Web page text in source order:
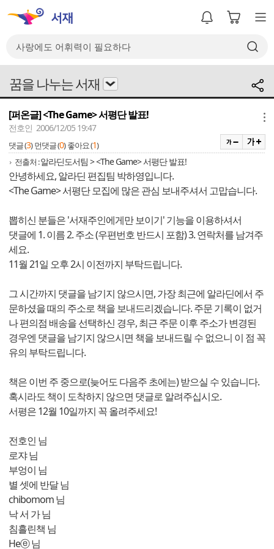
꿈을 나누는 서재
[퍼온글] <The Game> 서평단 발표!
전호인 2006/12/05 19:47
댓글 (3) 먼댓글 (0) 좋아요 (1)
전출처 :알라딘도서팀 > <The Game> 서평단 발표!
안녕하세요, 알라딘 편집팀 박하영입니다.
<The Game> 서평단 모집에 많은 관심 보내주셔서 고맙습니다.
뽑히신 분들은 '서재주인에게만 보이기' 기능을 이용하셔서
댓글에 1. 이름 2. 주소 (우편번호 반드시 포함) 3. 연락처를 남겨주
세요.
11월 21일 오후 2시 이전까지 부탁드립니다.
그 시간까지 댓글을 남기지 않으시면, 가장 최근에 알라딘에서 주
문하셨을 때의 주소로 책을 보내드리겠습니다. 주문 기록이 없거
나 편의점 배송을 선택하신 경우, 최근 주문 이후 주소가 변경된
경우엔 댓글을 남기지 않으시면 책을 보내드릴 수 없으니 이 점 꼭
유의 부탁드립니다.
책은 이번 주 중으로(늦어도 다음주 초에는) 받으실 수 있습니다.
혹시라도 책이 도착하지 않으면 댓글로 알려주십시오.
서평은 12월 10일까지 꼭 올려주세요!
전호인 님
로쟈 님
부엉이 님
별 셋에 반달 님
chibomom 님
낙 서 가 님
침흘린책 님
Heⓔ 님